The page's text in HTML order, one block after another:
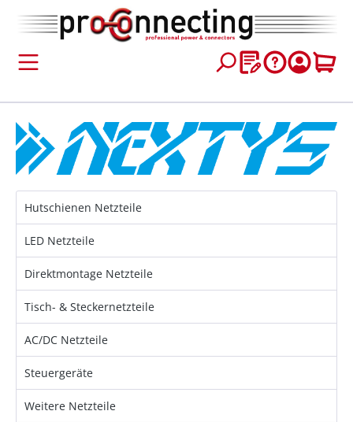
springen
Hutschienen Netzteile
LED Netzteile
Direktmontage Netzteile
Tisch- & Steckernetzteile
AC/DC Netzteile
Steuergeräte
Weitere Netzteile